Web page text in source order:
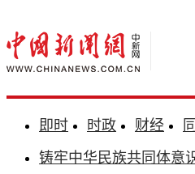
即时 时政 财经
铸牢中华民族共同体意